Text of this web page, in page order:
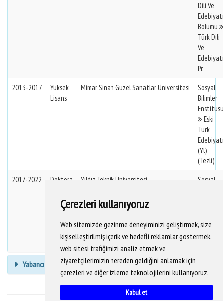
Çerezleri kullanıyoruz
Web sitemizde gezinme deneyiminizi geliştirmek, size
kişiselleştirilmiş içerik ve hedefli reklamlar göstermek,
web sitesi trafiğimizi analiz etmek ve
ziyaretçilerimizin nereden geldiğini anlamak için
çerezleri ve diğer izleme teknolojilerini kullanıyoruz.
Kabul et
Dili Ve
Edebiyatı
Bölümü
Türk Dili
Ve
Edebiyatı
Pr.
2013-2017
Yüksek
Lisans
Mimar Sinan Güzel Sanatlar Üniversitesi
Sosyal
Bilimler
Enstitüsü
Eski
Türk
Edebiyatı
(Yl)
(Tezli)
2017-2022
Doktora Yıldız Teknik Üniversitesi
Sosyal
Dili Ve
Edebiyatı
(Dr)
Yabancı Dil Bilgisi